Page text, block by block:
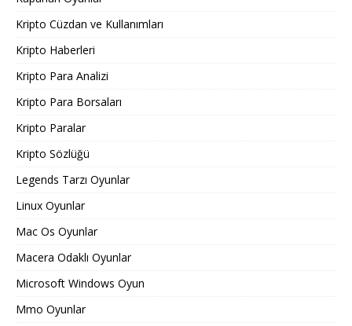
Kripto Cüzdan ve Kullanımları
Kripto Haberleri
Kripto Para Analizi
Kripto Para Borsaları
Kripto Paralar
Kripto Sözlüğü
Legends Tarzı Oyunlar
Linux Oyunlar
Mac Os Oyunlar
Macera Odaklı Oyunlar
Microsoft Windows Oyun
Mmo Oyunlar